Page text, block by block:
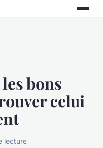
les bons
celui
lecture